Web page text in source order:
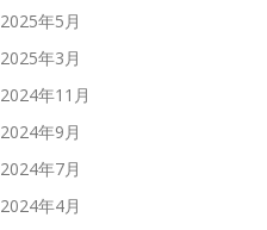
2025年5月
2025年3月
2024年11月
2024年9月
2024年7月
2024年4月